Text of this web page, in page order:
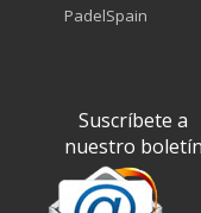
PadelSpain
Suscríbete a
nuestro boletín